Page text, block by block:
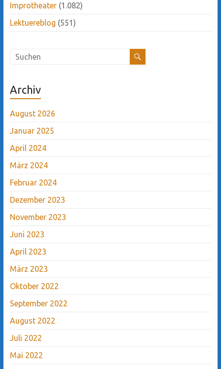
Improtheater(1.082)
Lektuereblog (551)
Archiv
August 2026
Januar 2025
April 2024
März 2024
Februar 2024
Dezember 2023
November 2023
Juni 2023
April 2023
März 2023
Oktober 2022
September 2022
August 2022
Juli 2022
Mai 2022